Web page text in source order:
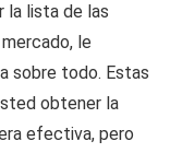
la lista de las
le
sobre todo. Estas
obtener la
efectiva, pero